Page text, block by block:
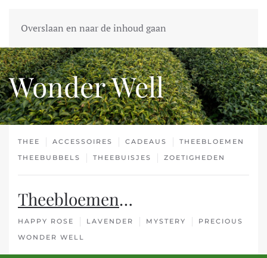
Overslaan en naar de inhoud gaan
Wonder Well
THEE ACCESSOIRES CADEAUS
THEEBLOEMEN
THEEBUBBELS
THEEBUISJES ZOETIGHEDEN
Theebloemen…
HAPPY ROSE LAVENDER MYSTERY
PRECIOUS
WONDER WELL